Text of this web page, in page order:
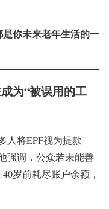
你未来老年生活的一
为“被误用的工
人将EPF视为提款
强调，公众若未能善
岁前耗尽账户余额，